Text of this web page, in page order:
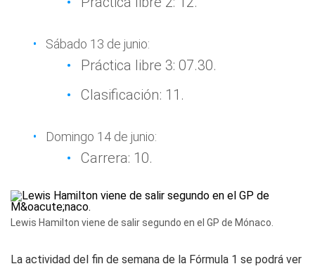
Sábado 13 de junio:
Práctica libre 3: 07.30.
Clasificación: 11.
Domingo 14 de junio:
Carrera: 10.
Lewis Hamilton viene de salir segundo en el GP de Mónaco.
La actividad del fin de semana de la Fórmula 1 se podrá ver